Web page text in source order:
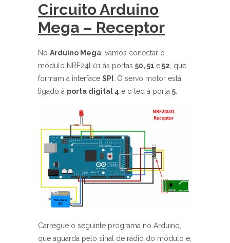
Circuito Arduino
Mega – Receptor
No Arduino Mega , vamos conectar o
módulo NRF24L01 às portas 50, 51 e52 , que
formam a interface SPI
. O servo motor está
ligado à porta digital 4 e o led à porta 5
Carregue o seguinte programa no Arduino,
que aguarda pelo sinal de rádio do módulo e,